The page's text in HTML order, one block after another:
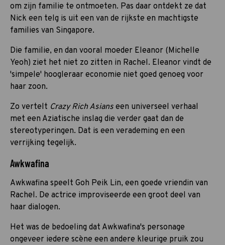
om zijn familie te ontmoeten. Pas daar ontdekt ze dat
Nick een telg is uit een van de rijkste en machtigste
families van Singapore.
Die familie, en dan vooral moeder Eleanor (Michelle
Yeoh) ziet het niet zo zitten in Rachel. Eleanor vindt de
'simpele' hoogleraar economie niet goed genoeg voor
haar zoon.
Zo vertelt Crazy Rich Asians een universeel verhaal
met een Aziatische inslag die verder gaat dan de
stereotyperingen. Dat is een verademing en een
verrijking tegelijk.
Awkwafina
Awkwafina speelt Goh Peik Lin, een goede vriendin van
Rachel. De actrice improviseerde een groot deel van
haar dialogen.
Het was de bedoeling dat Awkwafina's personage
ongeveer iedere scène een andere kleurige pruik zou